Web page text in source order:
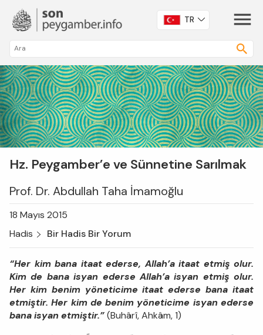
TR
Hz. Peygamber’e ve Sünnetine Sarılmak
Prof. Dr. Abdullah Taha İmamoğlu
18 Mayıs 2015
Hadis
Bir Hadis Bir Yorum
“Her kim bana itaat ederse, Allah’a itaat etmiş olur.
Kim de bana isyan ederse Allah’a isyan etmiş olur.
Her kim benim yöneticime itaat ederse bana itaat
etmiştir. Her kim de benim yöneticime isyan ederse
bana isyan etmiştir.”(Buhârî, Ahkâm, 1)